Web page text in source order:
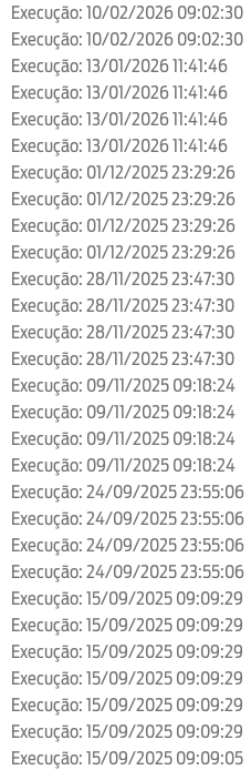
Execução: 10/02/2026 09:02:30
Execução: 10/02/2026 09:02:30
Execução: 13/01/2026 11:41:46
Execução: 13/01/2026 11:41:46
Execução: 13/01/2026 11:41:46
Execução: 13/01/2026 11:41:46
Execução: 01/12/2025 23:29:26
Execução: 01/12/2025 23:29:26
Execução: 01/12/2025 23:29:26
Execução: 01/12/2025 23:29:26
Execução: 28/11/2025 23:47:30
Execução: 28/11/2025 23:47:30
Execução: 28/11/2025 23:47:30
Execução: 28/11/2025 23:47:30
Execução: 09/11/2025 09:18:24
Execução: 09/11/2025 09:18:24
Execução: 09/11/2025 09:18:24
Execução: 09/11/2025 09:18:24
Execução: 24/09/2025 23:55:06
Execução: 24/09/2025 23:55:06
Execução: 24/09/2025 23:55:06
Execução: 24/09/2025 23:55:06
Execução: 15/09/2025 09:09:29
Execução: 15/09/2025 09:09:29
Execução: 15/09/2025 09:09:29
Execução: 15/09/2025 09:09:29
Execução: 15/09/2025 09:09:29
Execução: 15/09/2025 09:09:29
Execução: 15/09/2025 09:09:05